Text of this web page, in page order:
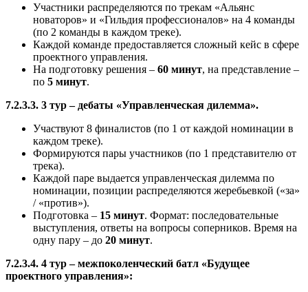
Участники распределяются по трекам «Альянс
новаторов» и «Гильдия профессионалов» на 4 команды
(по 2 команды в каждом треке).
Каждой команде предоставляется сложный кейс в сфере
проектного управления.
На подготовку решения – 60 минут, на представление –
по 5 минут.
7.2.3.3. 3 тур – дебаты «Управленческая дилемма».
Участвуют 8 финалистов (по 1 от каждой номинации в
каждом треке).
Формируются пары участников (по 1 представителю от
трека).
Каждой паре выдается управленческая дилемма по
номинации, позиции распределяются жеребьевкой («за»
/ «против»).
Подготовка – 15 минут. Формат: последовательные
выступления, ответы на вопросы соперников. Время на
одну пару – до 20 минут.
7.2.3.4. 4 тур – межпоколенческий батл «Будущее
проектного управления»: